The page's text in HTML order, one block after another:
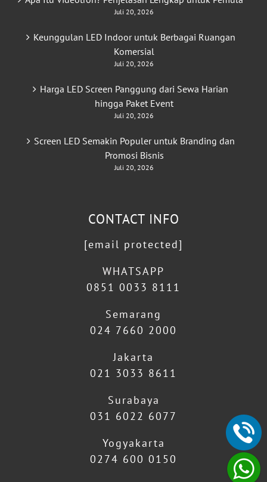
Juli 20, 2026
Keunggulan LED Indoor untuk Berbagai Ruangan
Komersial
Juli 20, 2026
Harga LED Screen Panggung dari Sewa Harian
hingga Paket Event
Juli 20, 2026
Screen LED Semakin Populer untuk Branding dan
Promosi Bisnis
Juli 20, 2026
CONTACT INFO
[email protected]
WHATSAPP
0851 0033 8111
Semarang
024 7660 2000
Jakarta
021 3033 8611
Surabaya
031 6022 6077
Yogyakarta
0274 600 0150